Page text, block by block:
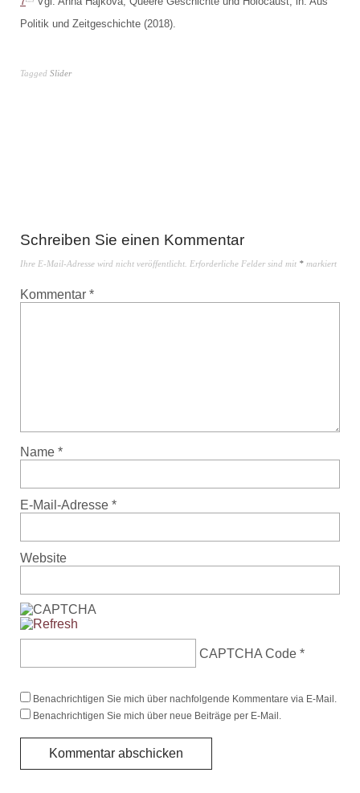
Politik und Zeitgeschichte (2018).
Tagged Slider
Schreiben Sie einen Kommentar
Ihre E-Mail-Adresse wird nicht veröffentlicht. Erforderliche Felder sind mit * markiert
Kommentar *
Name *
E-Mail-Adresse *
Website
CAPTCHA Code *
Benachrichtigen Sie mich über nachfolgende Kommentare via E-Mail.
Benachrichtigen Sie mich über neue Beiträge per E-Mail.